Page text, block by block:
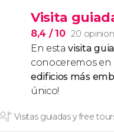
Visita
8,4 / 10 20
En estavisita
conoceremos
edificios más
único!
Visitas guiadas y free